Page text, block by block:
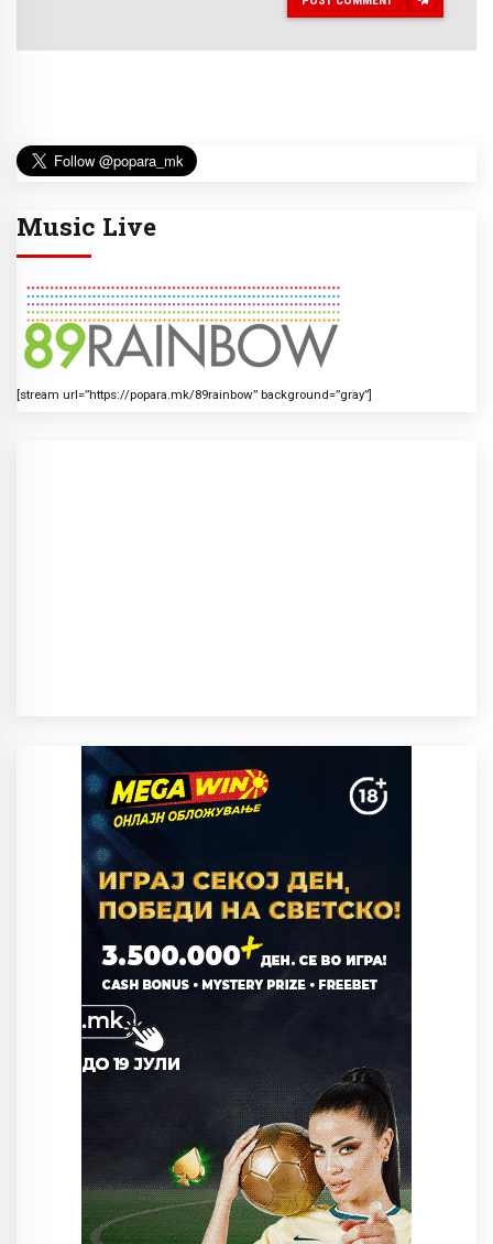
Music Live
[stream url=”https://popara.mk/89rainbow” background=”gray”]